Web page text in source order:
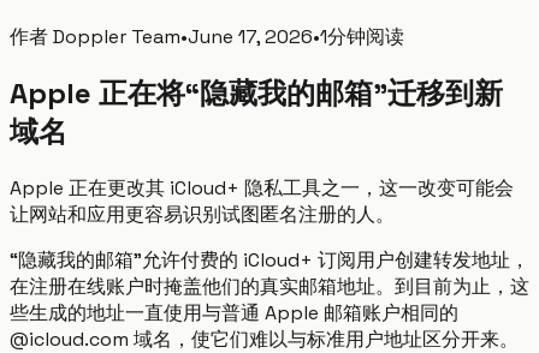
作者Doppler Team•June 17, 2026•1分钟阅读
Apple 正在将“隐藏我的邮箱”迁移到新
域名
Apple 正在更改其 iCloud+ 隐私工具之一，这一改变可能会
让网站和应用更容易识别试图匿名注册的人。
“隐藏我的邮箱”允许付费的 iCloud+ 订阅用户创建转发地址，
在注册在线账户时掩盖他们的真实邮箱地址。到目前为止，这
些生成的地址一直使用与普通 Apple 邮箱账户相同的
@icloud.com 域名，使它们难以与标准用户地址区分开来。